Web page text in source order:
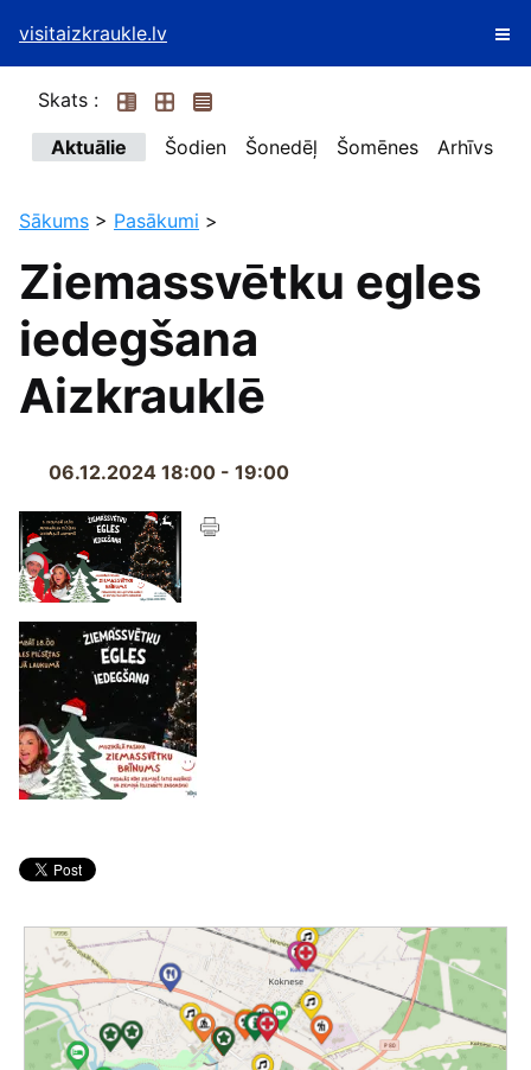
visitaizkraukle.lv
Skats :
Aktuālie
Šodien Šonedēļ Šomēnes Arhīvs
Sākums > Pasākumi >
Ziemassvētku egles
iedegšana
Aizkrauklē
06.12.2024 18:00 - 19:00